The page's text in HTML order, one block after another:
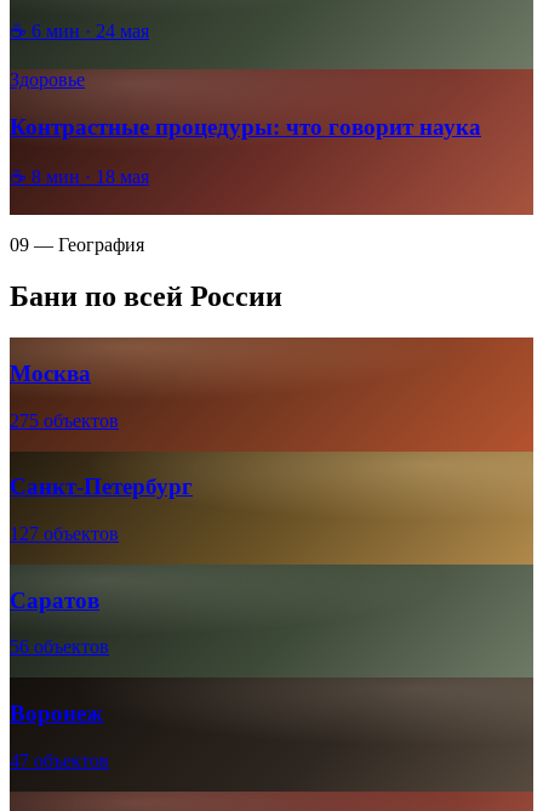
☕ 6 мин · 24 мая
Здоровье
Контрастные процедуры: что говорит наука
☕ 8 мин · 18 мая
09 — География
Бани по всей России
Москва
275 объектов
Санкт-Петербург
127 объектов
Саратов
56 объектов
Воронеж
47 объектов